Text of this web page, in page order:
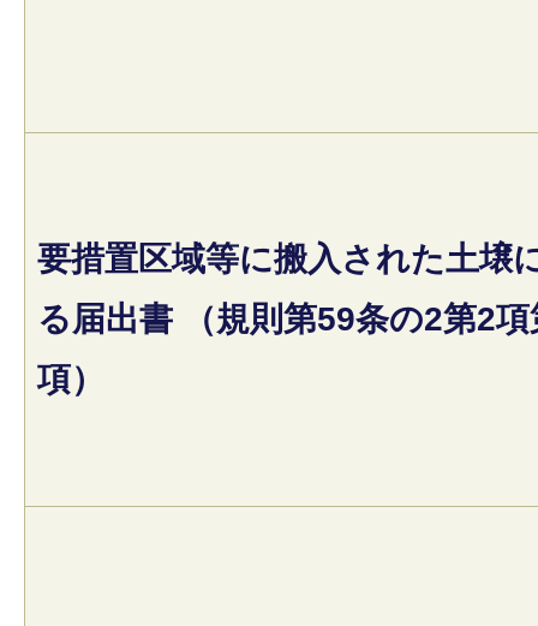
要措置区域等に搬入された土壌
る届出書 （規則第59条の2第2項
項）